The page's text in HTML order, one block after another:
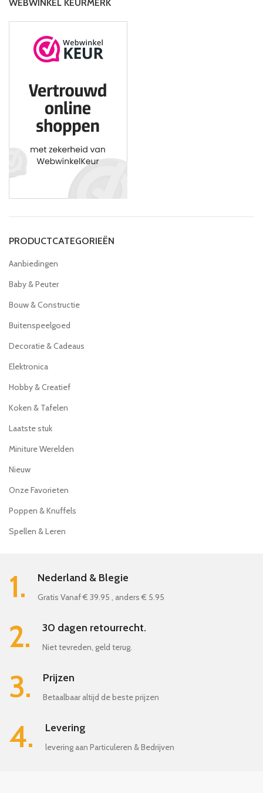
WEBWINKEL KEURMERK
PRODUCTCATEGORIEËN
Aanbiedingen
Baby & Peuter
Bouw & Constructie
Buitenspeelgoed
Decoratie & Cadeaus
Elektronica
Hobby & Creatief
Koken & Tafelen
Laatste stuk
Miniture Werelden
Nieuw
Onze Favorieten
Poppen & Knuffels
Spellen & Leren
1. Nederland & Blegie
Gratis Vanaf € 39.95 , anders € 5.95
2. 30 dagen retourrecht.
Niet tevreden, geld terug.
3. Prijzen
Betaalbaar altijd de beste prijzen
4. Levering
levering aan Particuleren & Bedrijven